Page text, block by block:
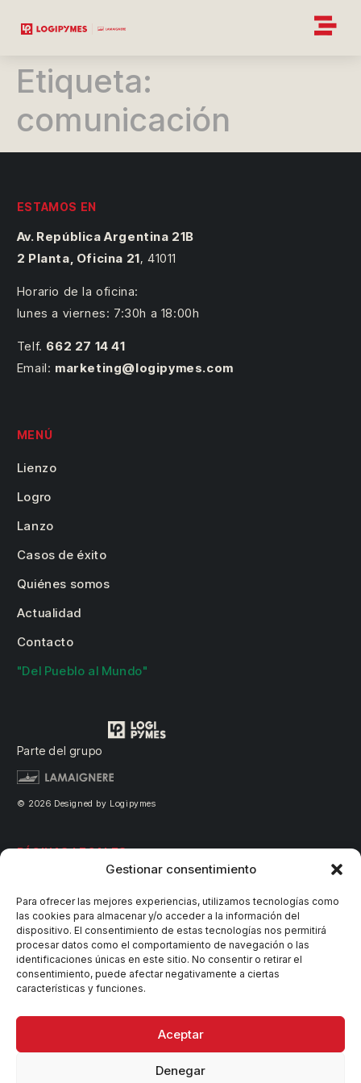
Gestionar consentimiento
Para ofrecer las mejores experiencias, utilizamos tecnologías como
las cookies para almacenar y/o acceder a la información del
dispositivo. El consentimiento de estas tecnologías nos permitirá
procesar datos como el comportamiento de navegación o las
identificaciones únicas en este sitio. No consentir o retirar el
consentimiento, puede afectar negativamente a ciertas
características y funciones.
Aceptar
Denegar
Etiqueta:
comunicación
Parte del grupo
© 2026 Designed by Logipymes
ESTAMOS EN
Av. República Argentina 21B
2 Planta, Oficina 21, 41011
Horario de la oficina:
lunes a viernes: 7:30h a 18:00h
Telf. 662 27 14 41
Email: marketing@logipymes.com
MENÚ
Lienzo
Logro
Lanzo
Casos de éxito
Quiénes somos
Actualidad
Contacto
"Del Pueblo al Mundo"
NUESTRAS RRSS
PÁGINAS LEGALES
Política de privacidad
Política de cookies
Política de calidad
Requisitos de proveedores